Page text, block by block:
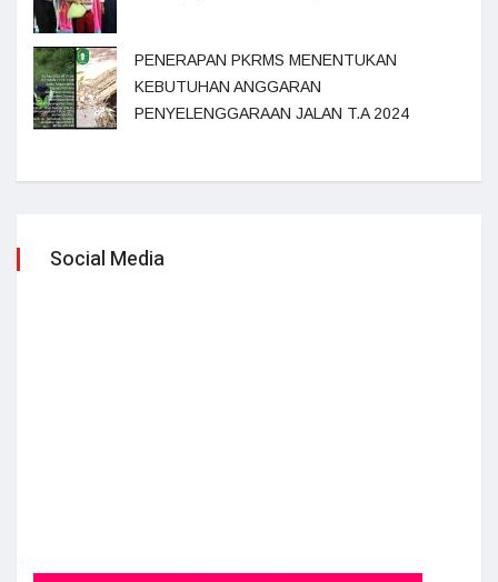
PENERAPAN PKRMS MENENTUKAN
KEBUTUHAN ANGGARAN
PENYELENGGARAAN JALAN T.A 2024
Social Media